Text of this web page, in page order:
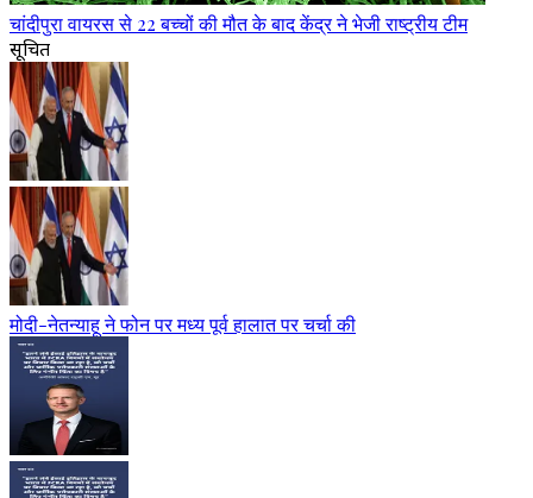
चांदीपुरा वायरस से 22 बच्चों की मौत के बाद केंद्र ने भेजी राष्ट्रीय टीम
सूचित
मोदी-नेतन्याहू ने फोन पर मध्य पूर्व हालात पर चर्चा की